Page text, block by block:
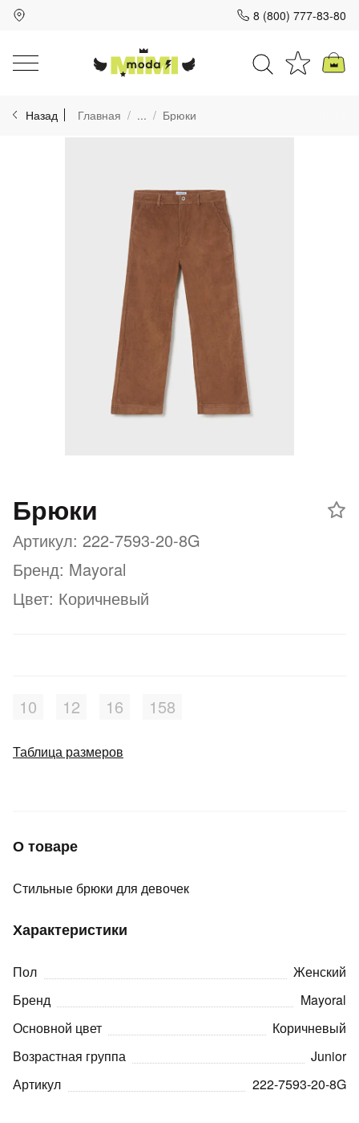
8 (800) 777-83-80
Назад Главная ... Брюки
Брюки
Артикул: 222-7593-20-8G
Бренд: Mayoral
Цвет: Коричневый
10 12 16 158
Таблица размеров
О товаре
Стильные брюки для девочек
Характеристики
Пол
Женский
Бренд
Mayoral
Основной цвет
Коричневый
Возрастная группа
Junior
Артикул
222-7593-20-8G
Для клиентов всех банков
Разбейте
без переплат
График платежей
Добавляйте товары
в корзину
Получайте товар
выбранный способом
Оставшиеся75
недели